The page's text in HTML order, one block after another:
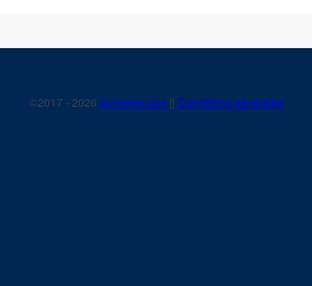
©2017 - 2026 la-mairie.com || Conditions générales